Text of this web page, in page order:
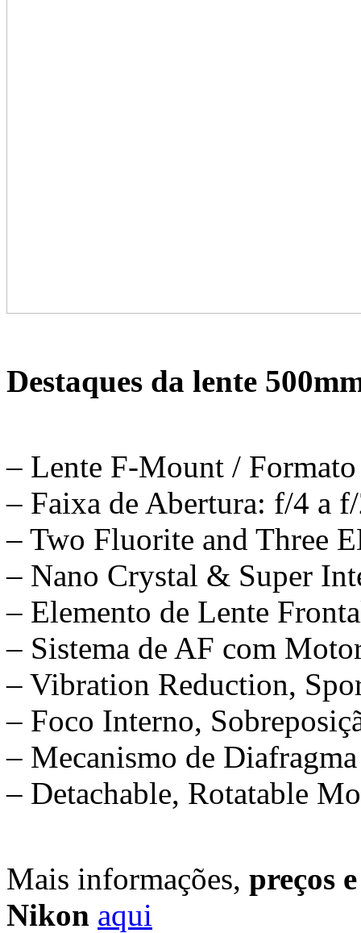
Destaques da lente
– Lente F-Mount /
– Faixa de Abertura: f/4 a
– Two Fluorite and Three
– Nano Crystal & Super
– Elemento de Lente
– Sistema de AF com
– Vibration Reduction,
– Foco Interno,
– Mecanismo de
– Detachable, Rotatable
Mais informações, preços
Nikon aqui